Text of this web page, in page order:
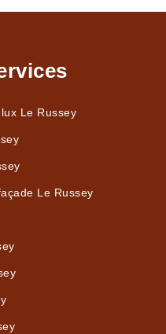
Le Russey
Le Russey